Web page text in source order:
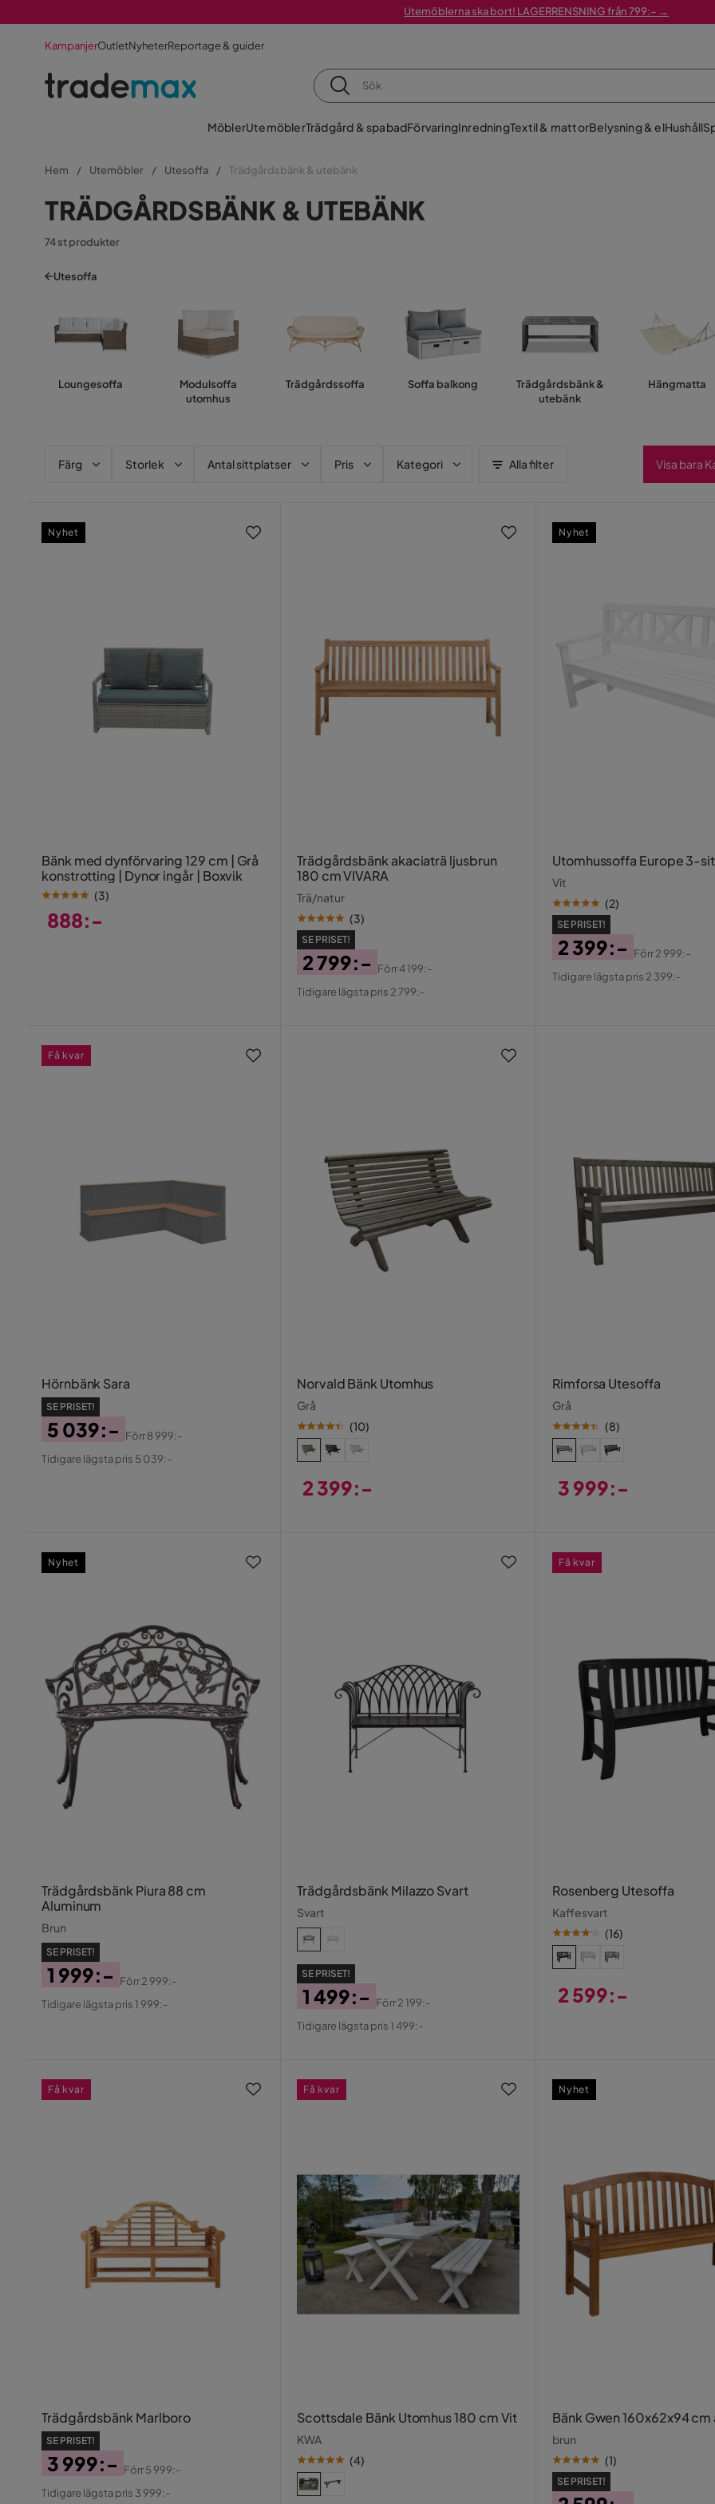
Utemöblerna ska bort! LAGERRENSNING från 799:– →
KampanjerOutletNyheterReportage & guider
MöblerUtemöblerTrädgård & spabadFörvaringInredningTextil & mattorBelysning & elHushåll
Hem Utemöbler Utesoffa Trädgårdsbänk & utebänk
TRÄDGÅRDSBÄNK & UTEBÄNK
74 st produkter
Utesoffa
Loungesoffa
Modulsoffa
utomhus
Trädgårdssoffa Soffa balkong
Trädgårdsbänk &
utebänk
Hängmatta
Färg Storlek Antal sittplatser Pris Kategori Alla filter Visa bara
Bänk med dynförvaring 129 cm | Grå
konstrotting | Dynor ingår | Boxvik
(3)
888:-
Nyhet
Trädgårdsbänk akaciaträ ljusbrun
180 cm VIVARA
Trä/natur
(3)
SE PRISET!
Pris
2 799:-
Original
Förr4 199:-
Tidigare lägsta pris 2 799:-
Utomhussoffa Europe 3-
Vit
(2)
SE PRISET!
Pris
2 399:-
Original
Förr2 999:-
Tidigare lägsta pris 2 399:-
Nyhet
Hörnbänk Sara
SE PRISET!
Pris
5 039:-
Original
Förr8 999:-
Tidigare lägsta pris 5 039:-
Få kvar
Norvald Bänk Utomhus
Grå
(10)
2 399:-
Rimforsa Utesoffa
Grå
(8)
3 999:-
Trädgårdsbänk Piura 88 cm
Aluminum
Brun
SE PRISET!
Pris
1 999:-
Original
Förr2 999:-
Tidigare lägsta pris 1 999:-
Nyhet
Trädgårdsbänk Milazzo Svart
Svart
SE PRISET!
Pris
1 499:-
Original
Förr2 199:-
Tidigare lägsta pris 1 499:-
Rosenberg Utesoffa
Kaffesvart
(16)
2 599:-
Få kvar
Trädgårdsbänk Marlboro
SE PRISET!
Pris
3 999:-
Original
Förr5 999:-
Tidigare lägsta pris 3 999:-
Få kvar
Scottsdale Bänk Utomhus 180 cm Vit
KWA
(4)
Få kvar
Bänk Gwen 160x62x94 cm
brun
(1)
SE PRISET!
Nyhet